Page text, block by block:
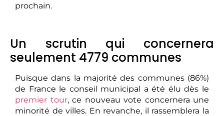
prochain.
Un scrutin qui concernera
seulement 4779 communes
Puisque dans la majorité des communes (86%)
de France le conseil municipal a été élu dès le
premier tour, ce nouveau vote concernera une
minorité de villes. En revanche, il rassemblera la